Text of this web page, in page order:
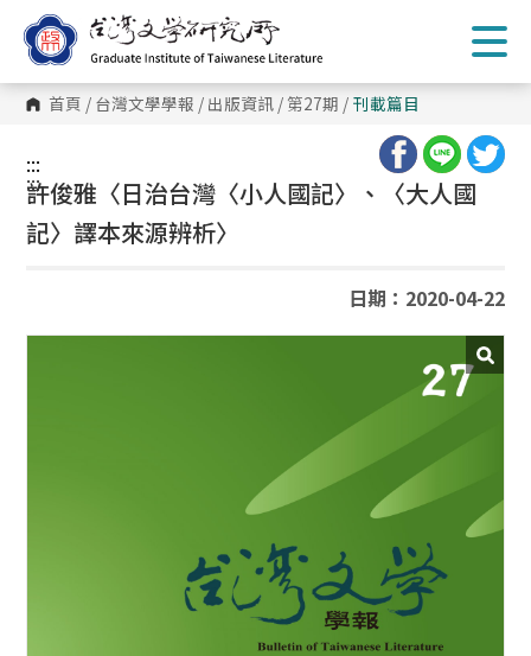
到
主
內
容 首頁 / 台灣文學學報 / 出版資訊 / 第27期 / 刊載篇目
:::
:::
許俊雅〈日治台灣〈小人國記〉、〈大人國
記〉譯本來源辨析〉
日期：2020-04-22